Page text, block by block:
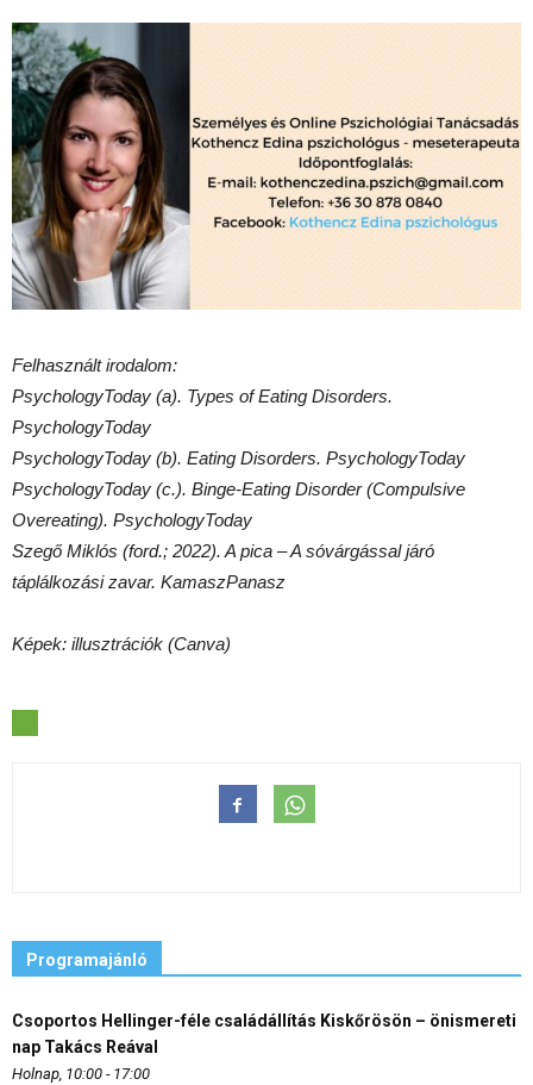
Felhasznált irodalom:
PsychologyToday (a). Types of Eating Disorders.
PsychologyToday
PsychologyToday (b). Eating Disorders. PsychologyToday
PsychologyToday (c.). Binge-Eating Disorder (Compulsive
Overeating). PsychologyToday
Szegő Miklós (ford.; 2022). A pica – A sóvárgással járó
táplálkozási zavar. KamaszPanasz
Képek: illusztrációk (Canva)
Programajánló
Csoportos Hellinger-féle családállítás Kiskőrösön – önismereti
nap Takács Reával
Holnap, 10:00 - 17:00